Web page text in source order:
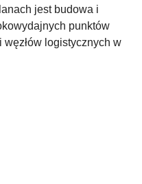
jest budowa i
punktów
węzłów logistycznych w